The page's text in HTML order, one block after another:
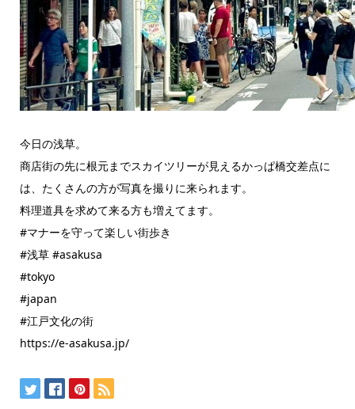
今日の浅草。
商店街の先に根元までスカイツリーが見えるかっぱ橋交差点に
は、たくさんの方が写真を撮りに来られます。
料理道具を求めて来る方も増えてます。
#マナーを守って楽しい街歩き
#浅草 #asakusa
#tokyo
#japan
#江戸文化の街
https://e-asakusa.jp/